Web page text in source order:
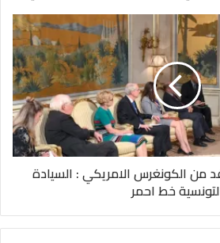
من الكونغرس الامريكي : السيادة
خط احمر